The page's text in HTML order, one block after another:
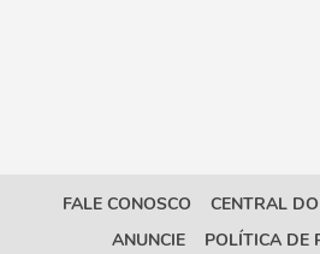
FALE CONOSCO CENTRAL
ANUNCIE
POLÍTICA DE